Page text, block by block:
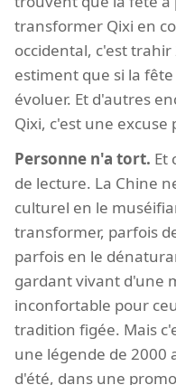
transformer Qixi en
occidental, c'est
estiment que si la
évoluer. Et d'autres
Qixi, c'est une
Personne n'a tort. Et
de lecture. La Chine
culturel en le
transformer, parfois
parfois en le
gardant vivant d'une
inconfortable pour
tradition figée. Mais
une légende de 2000
d'été, dans une